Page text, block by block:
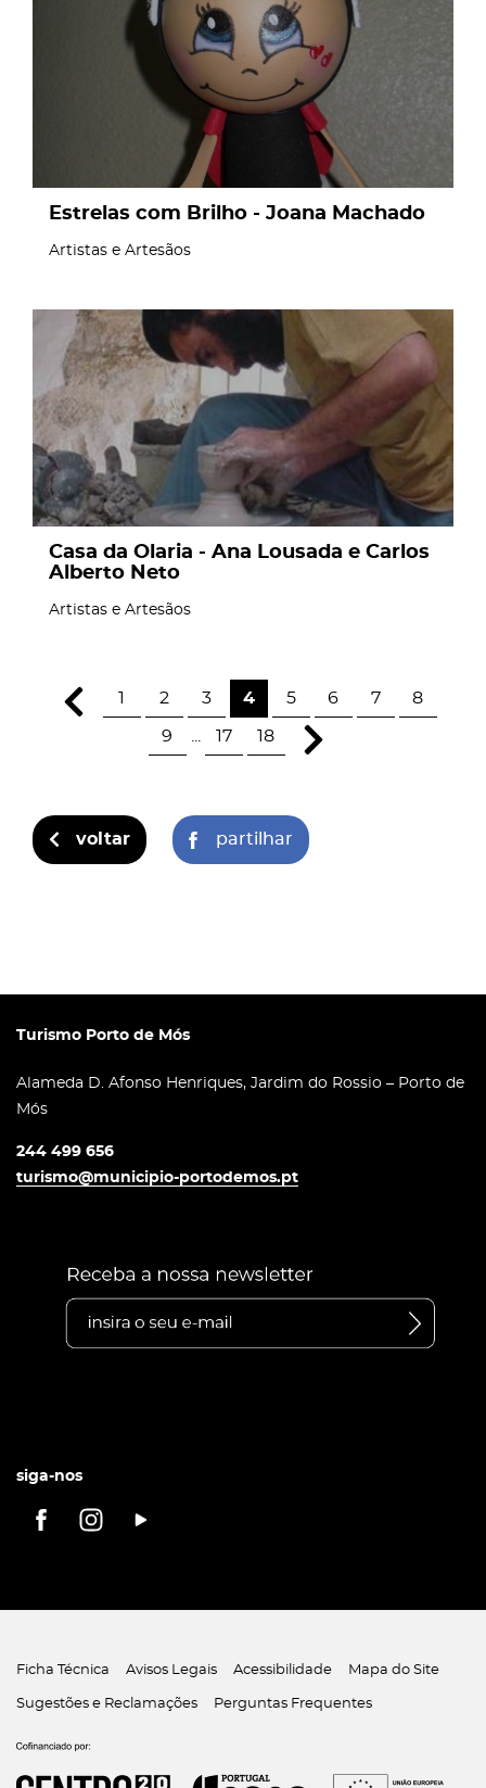
Estrelas com Brilho - Joana Machado
Artistas e Artesãos
page
Casa da Olaria - Ana Lousada e Carlos
Alberto Neto
Artistas e Artesãos
1 2 3 4 5 6 7 8
9 17 18
voltar partilhar
Turismo Porto de Mós
Alameda D. Afonso Henriques, Jardim do Rossio – Porto de
Mós
244 499 656
turismo@municipio-portodemos.pt
siga-nos
Ficha Técnica Avisos Legais Acessibilidade Mapa do Site
Sugestões e Reclamações Perguntas Frequentes